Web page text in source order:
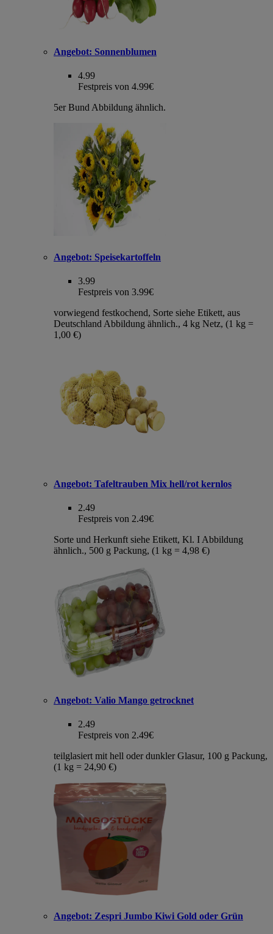
Angebot: Sonnenblumen
4.99
Festpreis von 4.99€
5er Bund Abbildung ähnlich.
Angebot: Speisekartoffeln
3.99
Festpreis von 3.99€
vorwiegend festkochend, Sorte siehe Etikett, aus
Deutschland Abbildung ähnlich., 4 kg Netz, (1 kg =
1,00 €)
Angebot: Tafeltrauben Mix hell/rot kernlos
2.49
Festpreis von 2.49€
Sorte und Herkunft siehe Etikett, Kl. I Abbildung
ähnlich., 500 g Packung, (1 kg = 4,98 €)
Angebot: Valio Mango getrocknet
2.49
Festpreis von 2.49€
teilglasiert mit hell oder dunkler Glasur, 100 g Packung,
(1 kg = 24,90 €)
Angebot: Zespri Jumbo Kiwi Gold oder Grün